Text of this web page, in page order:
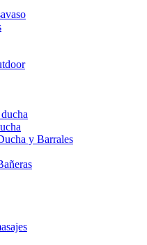
y Barrales